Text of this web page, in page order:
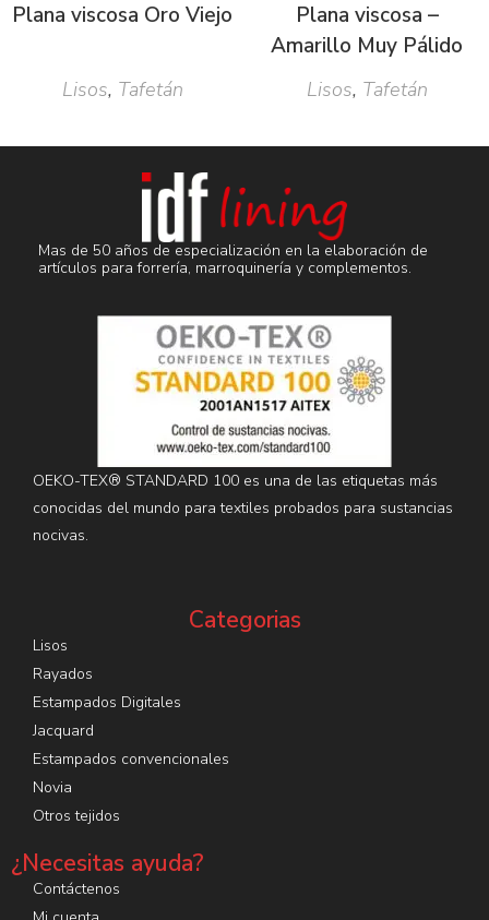
Plana viscosa Oro Viejo
Lisos, Tafetán
Plana viscosa –
Amarillo Muy Pálido
Lisos, Tafetán
Mas de 50 años de especialización en la elaboración de
artículos para forrería, marroquinería y complementos.
OEKO-TEX® STANDARD 100 es una de las etiquetas más
conocidas del mundo para textiles probados para sustancias
nocivas.
Categorias
Lisos
Rayados
Estampados Digitales
Jacquard
Estampados convencionales
Novia
Otros tejidos
¿Necesitas ayuda?
Contáctenos